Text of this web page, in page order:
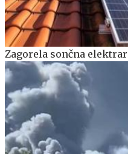
Zagorela sončna